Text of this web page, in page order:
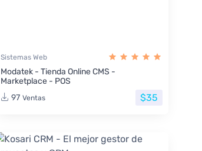
Sistemas Web
Modatek - Tienda Online CMS -
Marketplace - POS
97 Ventas $35